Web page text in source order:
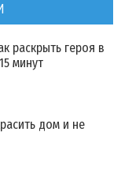
раскрыть героя в
минут
дом и не